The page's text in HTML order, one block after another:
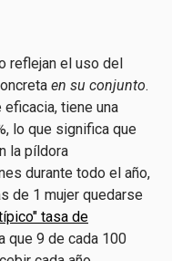
reflejan el uso del
en su conjunto.
tiene una
lo que significa que
la píldora
durante todo el año,
de 1 mujer quedarse
tasa de
que 9 de cada 100